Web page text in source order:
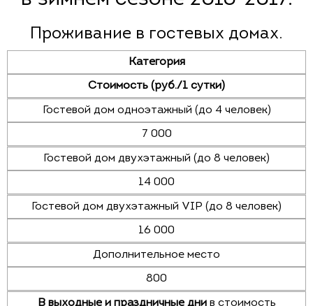
Проживание в гостевых домах.
Категория
Стоимость (руб./1 сутки)
Гостевой дом одноэтажный (до 4 человек)
7 000
Гостевой дом двухэтажный (до 8 человек)
14 000
Гостевой дом двухэтажный VIP (до 8 человек)
16 000
Дополнительное место
800
В выходные и праздничные днив стоимость